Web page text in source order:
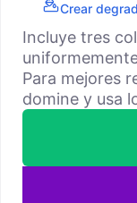
Crear
Incluye tres
Para mejores
domine y usa